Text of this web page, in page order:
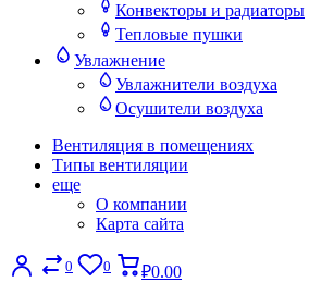
Конвекторы и радиаторы
Тепловые пушки
Увлажнение
Увлажнители воздуха
Осушители воздуха
Вентиляция в помещениях
Типы вентиляции
еще
О компании
Карта сайта
0 0 ₽0.00